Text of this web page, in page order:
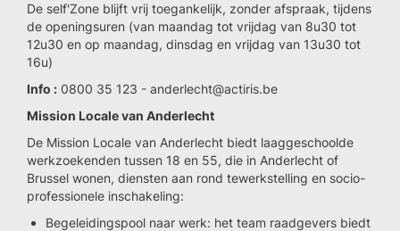
De self'Zone blijft vrij toegankelijk, zonder afspraak, tijdens
de openingsuren (van maandag tot vrijdag van 8u30 tot
12u30 en op maandag, dinsdag en vrijdag van 13u30 tot
16u)
Info : 0800 35 123 - anderlecht@actiris.be
Mission Locale van Anderlecht
De Mission Locale van Anderlecht biedt laaggeschoolde
werkzoekenden tussen 18 en 55, die in Anderlecht of
Brussel wonen, diensten aan rond tewerkstelling en socio-
professionele inschakeling:
Begeleidingspool naar werk: het team raadgevers biedt